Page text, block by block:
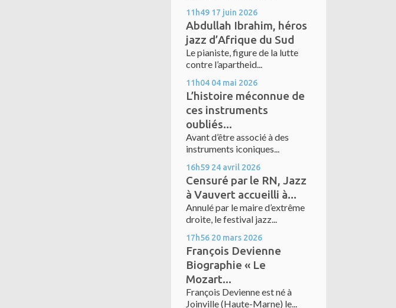
11h49 17 juin 2026
Abdullah Ibrahim, héros
jazz d’Afrique du Sud
Le pianiste, figure de la lutte
contre l’apartheid...
11h04 04 mai 2026
L’histoire méconnue de
ces instruments
oubliés...
Avant d’être associé à des
instruments iconiques...
16h59 24 avril 2026
Censuré par le RN, Jazz
à Vauvert accueilli à...
Annulé par le maire d’extrême
droite, le festival jazz...
17h56 20 mars 2026
François Devienne
Biographie « Le
Mozart...
François Devienne est né à
Joinville (Haute-Marne) le...